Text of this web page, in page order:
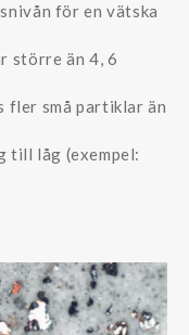
för en vätska
större än 4, 6
fler små partiklar än
till låg (exempel: